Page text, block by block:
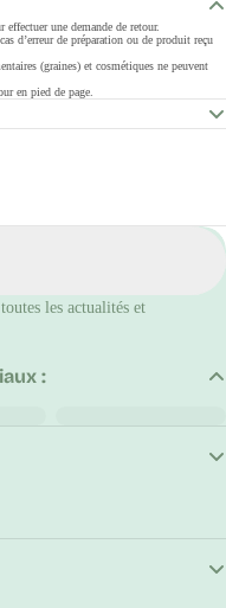
une demande de retour.
d’erreur de préparation ou de produit reçu
(graines) et cosmétiques ne peuvent
en pied de page.
les actualités et
: